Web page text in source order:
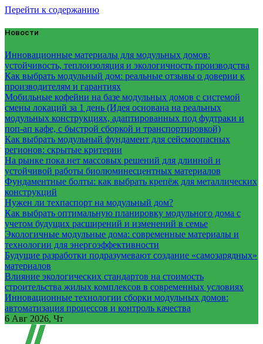
Перейти к содержанию
Новости
Инновационные материалы для модульных домов:
устойчивость, теплоизоляция и экологичность производства
Как выбрать модульный дом: реальные отзывы о доверии к
производителям и гарантиях
Мобильные кофейни на базе модульных домов с системой
смены локаций за 1 день (Идея основана на реальных
модульных конструкциях, адаптированных под фудтраки и
поп-ап кафе, с быстрой сборкой и транспортировкой)
Как выбрать модульный фундамент для сейсмоопасных
регионов: скрытые критерии
На рынке пока нет массовых решений для длинной и
устойчивой работы биолюминесцентных материалов
Фундаментные болты: как выбрать крепёж для металлических
конструкций
Нужен ли техпаспорт на модульный дом?
Как выбрать оптимальную планировку модульного дома с
учетом будущих расширений и изменений в семье
Экологичные модульные дома: современные материалы и
технологии для энергоэффективности
Будущие разработки подразумевают создание «самозарядных»
материалов
Влияние экологических стандартов на стоимость
строительства жилых комплексов в современных условиях
Инновационные технологии сборки модульных домов:
автоматизация процессов и контроль качества
6 Авг 2026, Чт